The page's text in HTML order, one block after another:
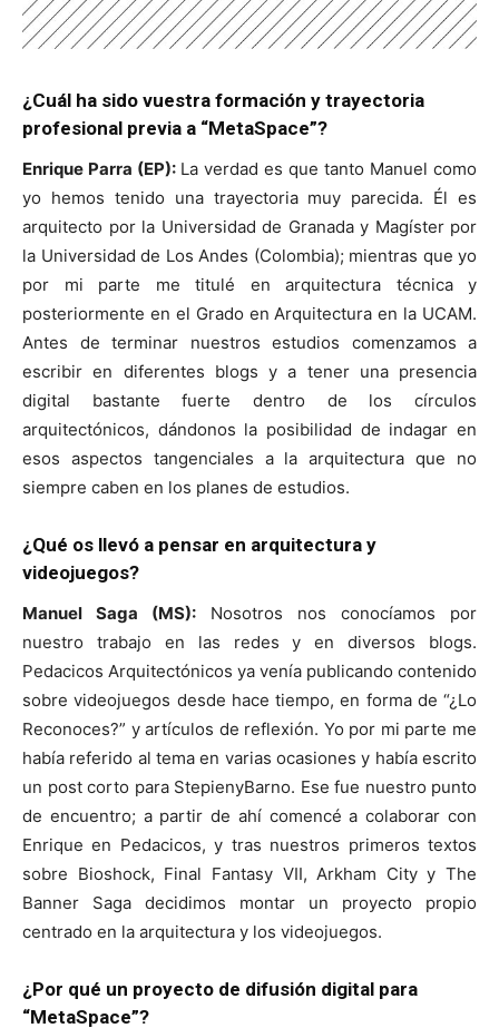
¿Cuál ha sido vuestra formación y trayectoria
profesional previa a “MetaSpace”?
Enrique Parra (EP): La verdad es que tanto Manuel como
yo hemos tenido una trayectoria muy parecida. Él es
arquitecto por la Universidad de Granada y Magíster por
la Universidad de Los Andes (Colombia); mientras que yo
por mi parte me titulé en arquitectura técnica y
posteriormente en el Grado en Arquitectura en la UCAM.
Antes de terminar nuestros estudios comenzamos a
escribir en diferentes blogs y a tener una presencia
digital bastante fuerte dentro de los círculos
arquitectónicos, dándonos la posibilidad de indagar en
esos aspectos tangenciales a la arquitectura que no
siempre caben en los planes de estudios.
¿Qué os llevó a pensar en arquitectura y
videojuegos?
Manuel Saga (MS): Nosotros nos conocíamos por
nuestro trabajo en las redes y en diversos blogs.
Pedacicos Arquitectónicos ya venía publicando contenido
sobre videojuegos desde hace tiempo, en forma de “¿Lo
Reconoces?” y artículos de reflexión. Yo por mi parte me
había referido al tema en varias ocasiones y había escrito
un post corto para StepienyBarno. Ese fue nuestro punto
de encuentro; a partir de ahí comencé a colaborar con
Enrique en Pedacicos, y tras nuestros primeros textos
sobre Bioshock, Final Fantasy VII, Arkham City y The
Banner Saga decidimos montar un proyecto propio
centrado en la arquitectura y los videojuegos.
¿Por qué un proyecto de difusión digital para
“MetaSpace”?